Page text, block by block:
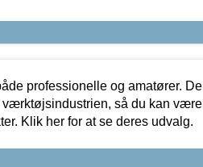
professionelle og amatører. De
værktøjsindustrien, så du kan være
Klik her for at se deres udvalg.